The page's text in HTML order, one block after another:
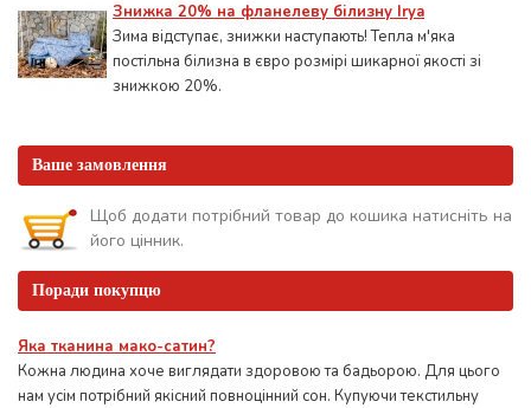
Знижка 20% на фланелеву білизну Irya
Зима відступає, знижки наступають! Тепла м'яка
постільна білизна в євро розмірі шикарної якості зі
знижкою 20%.
Ваше замовлення
Щоб додати потрібний товар до кошика натисніть на
його цінник.
Поради покупцю
Яка тканина мако-сатин?
Кожна людина хоче виглядати здоровою та бадьорою. Для цього
нам усім потрібний якісний повноцінний сон. Купуючи текстильну